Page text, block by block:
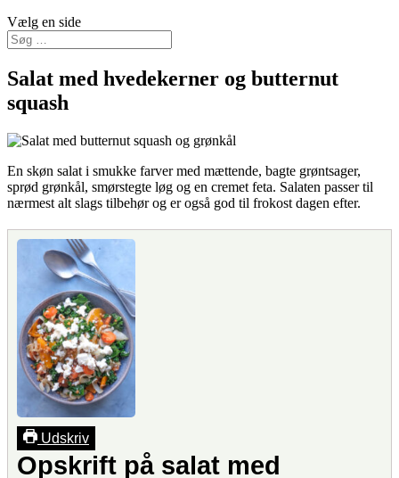
Vælg en side
Salat med hvedekerner og butternut
squash
En skøn salat i smukke farver med mættende, bagte grøntsager,
sprød grønkål, smørstegte løg og en cremet feta. Salaten passer til
nærmest alt slags tilbehør og er også god til frokost dagen efter.
Udskriv
Opskrift på salat med